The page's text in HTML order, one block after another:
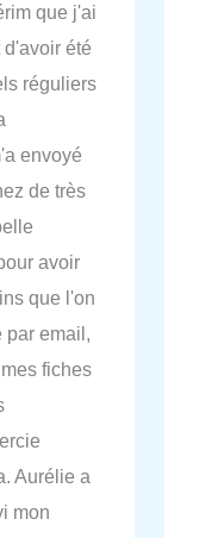
que j'ai
été
réguliers
envoyé
de très
avoir
que l'on
par email,
fiches
Aurélie a
mon